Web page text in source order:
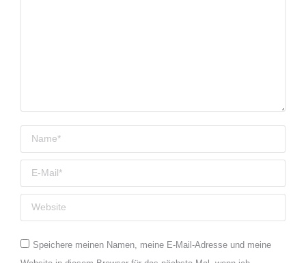
Name *
E-Mail *
Website
Speichere meinen Namen, meine E-Mail-Adresse und meine